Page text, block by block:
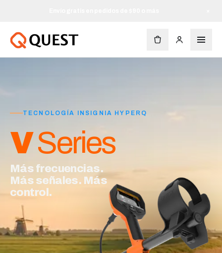
TECNOLOGÍA INSIGNIA HYPERQ
VSeries
Más frecuencias.
Más señales. Más
control.